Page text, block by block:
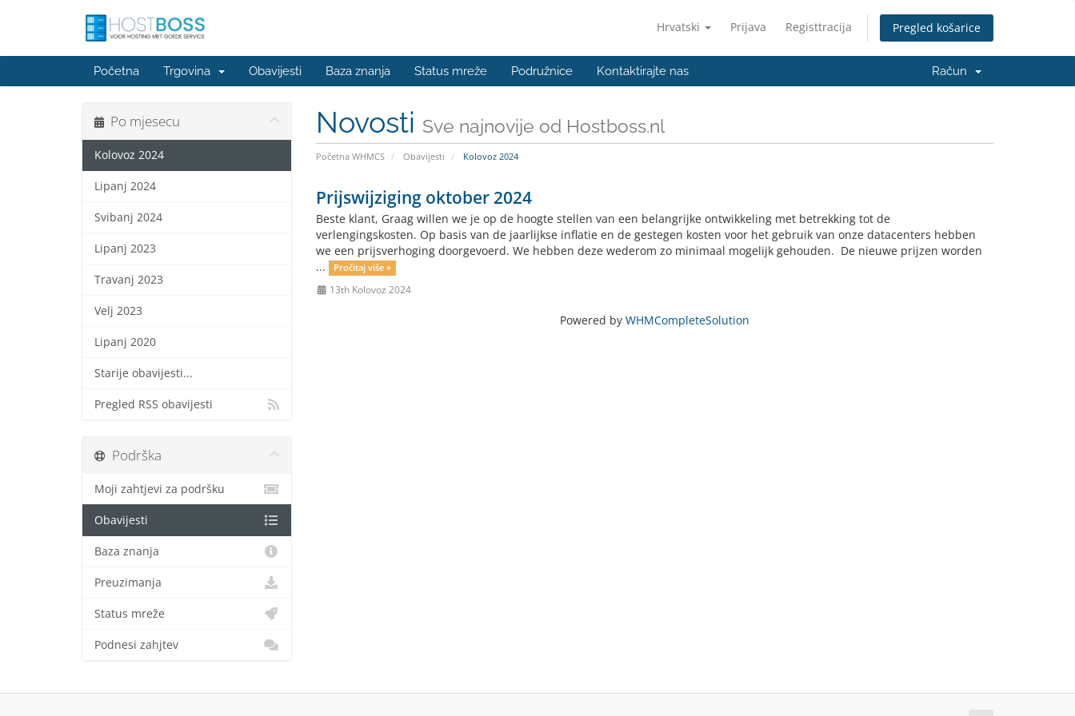
Hrvatski Prijava Registtracija Pregled košarice
Početna Trgovina Obavijesti Baza znanja Status mreže Podružnice Kontaktirajte nas Račun
Novosti Sve najnovije od Hostboss.nl
Početna WHMCS Obavijesti Kolovoz 2024
Po mjesecu
Kolovoz 2024
Lipanj 2024
Svibanj 2024
Lipanj 2023
Travanj 2023
Velj 2023
Lipanj 2020
Starije obavijesti...
Pregled RSS obavijesti
Prijswijziging oktober 2024
Beste klant, Graag willen we je op de hoogte stellen van een belangrijke ontwikkeling met betrekking tot de
verlengingskosten. Op basis van de jaarlijkse inflatie en de gestegen kosten voor het gebruik van onze datacenters hebben
we een prijsverhoging doorgevoerd. We hebben deze wederom zo minimaal mogelijk gehouden. De nieuwe prijzen worden
...
Pročitaj više »
13th Kolovoz 2024
Powered by WHMCompleteSolution
Podrška
Moji zahtjevi za podršku
Obavijesti
Baza znanja
Preuzimanja
Status mreže
Podnesi zahjtev